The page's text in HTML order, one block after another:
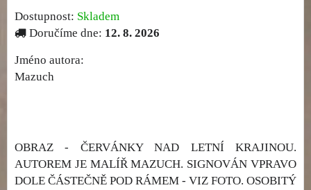
Dostupnost: Skladem
Doručíme dne: 12. 8. 2026
Jméno autora:
Mazuch
OBRAZ - ČERVÁNKY NAD LETNÍ KRAJINOU.
AUTOREM JE MALÍŘ MAZUCH. SIGNOVÁN VPRAVO
DOLE ČÁSTEČNĚ POD RÁMEM - VIZ FOTO. OSOBITÝ